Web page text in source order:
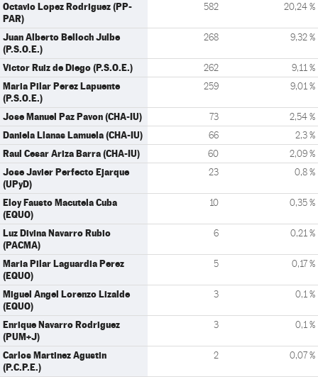
Octavio Lopez Rodriguez (PP-
PAR)
582 20,24 %
Juan Alberto Belloch Julbe
(P.S.O.E.)
268 9,32 %
Victor Ruiz de Diego (P.S.O.E.) 262 9,11 %
Maria Pilar Perez Lapuente
(P.S.O.E.)
259 9,01 %
Jose Manuel Paz Pavon (CHA-IU) 73 2,54 %
Daniela Llanas Lamuela (CHA-IU) 66 2,3 %
Raul Cesar Ariza Barra (CHA-IU) 60 2,09 %
Jose Javier Perfecto Ejarque
(UPyD)
23 0,8 %
Eloy Fausto Macutela Cuba
(EQUO)
10 0,35 %
Luz Divina Navarro Rubio
(PACMA)
6 0,21 %
Maria Pilar Laguardia Perez
(EQUO)
5 0,17 %
Miguel Angel Lorenzo Lizalde
(EQUO)
3 0,1 %
Enrique Navarro Rodriguez
(PUM+J)
3 0,1 %
Carlos Martinez Agustin
(P.C.P.E.)
2 0,07 %